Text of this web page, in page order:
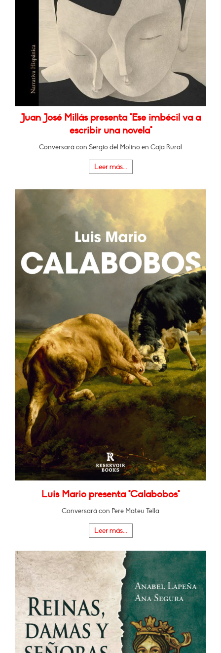
Juan José Millás presenta "Ese imbécil va a
escribir una novela"
Conversará con Sergio del Molino en Caja Rural
Leer más...
Luis Mario presenta "Calabobos"
Conversará con Pere Mateu Tella
Leer más...